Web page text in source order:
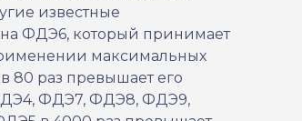
известные
ФДЭ6, который принимает
максимальных
80 раз превышает его
ФДЭ7, ФДЭ8, ФДЭ9,